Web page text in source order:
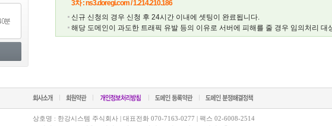
3차 : ns3.doregi.com / 1.214.210.186
신규 신청의 경우 신청 후 24시간 이내에 셋팅이 완료됩니다.
해당 도메인이 과도한 트래픽 유발 등의 이유로 서버에 피해를 줄 경우 임의처리 대
상호명 : 한강시스템 주식회사 | 대표전화 070-7163-0277 | 팩스 02-6008-2514